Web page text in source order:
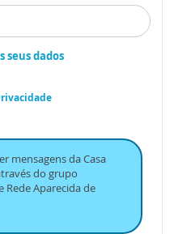
seus dados
mensagens da Casa
do grupo
Rede Aparecida de